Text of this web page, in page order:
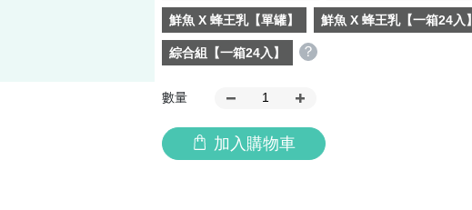
鮮魚 X 蜂王乳【單罐】 鮮魚 X 蜂王乳【一箱24入】
綜合組【一箱24入】 ？
數量
加入購物車